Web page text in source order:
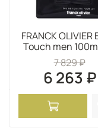
FRANCK OLIVIER
Touch men
7 829 ₽
6 263 ₽